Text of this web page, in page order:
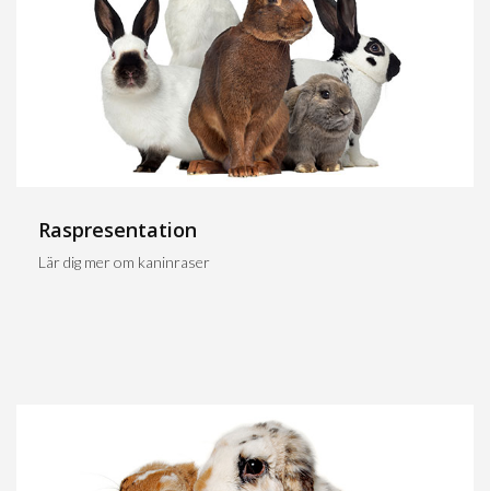
Raspresentation
Lär dig mer om kaninraser